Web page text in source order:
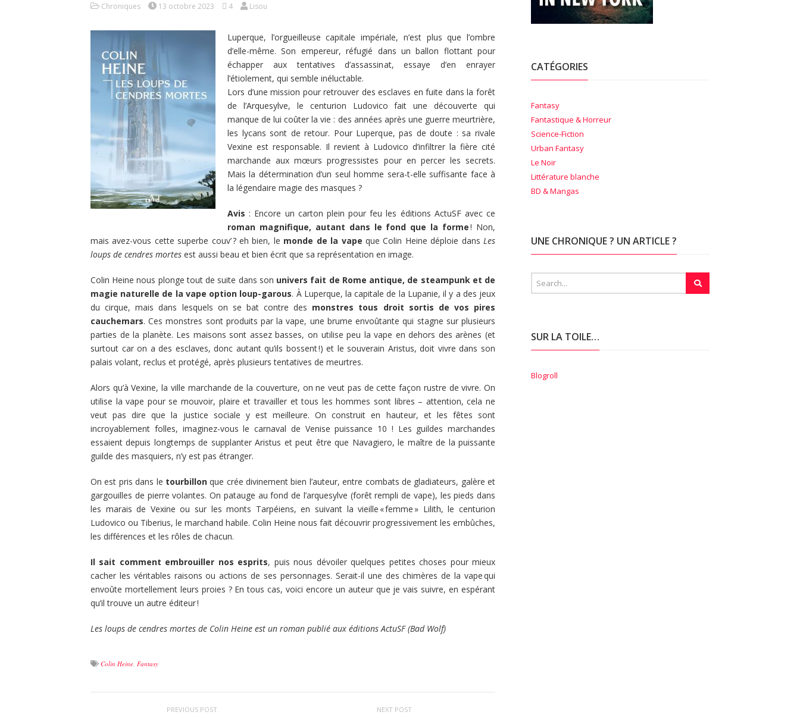
Chroniques 13 octobre 2023 4 Lisou
Luperque, l’orgueilleuse capitale impériale, n’est plus que l’ombre
d’elle-même. Son empereur, réfugié dans un ballon flottant pour
échapper aux tentatives d’assassinat, essaye d’en enrayer
l’étiolement, qui semble inéluctable.
Lors d’une mission pour retrouver des esclaves en fuite dans la forêt
de l’Arquesylve, le centurion Ludovico fait une découverte qui
manque de lui coûter la vie : des années après une guerre meurtrière,
les lycans sont de retour. Pour Luperque, pas de doute : sa rivale
Vexine est responsable. Il revient à Ludovico d’infiltrer la fière cité
marchande aux mœurs progressistes pour en percer les secrets.
Mais la détermination d’un seul homme sera-t-elle suffisante face à
la légendaire magie des masques ?
Avis : Encore un carton plein pour feu les éditions ActuSF avec ce
roman magnifique, autant dans le fond que la forme! Non,
mais avez-vous cette superbe couv’ ? eh bien, le monde de la vape que Colin Heine déploie dansLes
loups de cendres mortes est aussi beau et bien écrit que sa représentation en image.
Colin Heine nous plonge tout de suite dans son univers fait de Rome antique, de steampunk et de
magie naturelle de la vape option loup-garous. À Luperque, la capitale de la Lupanie, il y a des jeux
du cirque, mais dans lesquels on se bat contre des monstres tous droit sortis de vos pires
cauchemars. Ces monstres sont produits par la vape, une brume envoûtante qui stagne sur plusieurs
parties de la planète. Les maisons sont assez basses, on utilise peu la vape en dehors des arènes (et
surtout car on a des esclaves, donc autant qu’ils bossent !) et le souverain Aristus, doit vivre dans son
palais volant, reclus et protégé, après plusieurs tentatives de meurtres.
Alors qu’à Vexine, la ville marchande de la couverture, on ne veut pas de cette façon rustre de vivre. On
utilise la vape pour se mouvoir, plaire et travailler et tous les hommes sont libres – attention, cela ne
veut pas dire que la justice sociale y est meilleure. On construit en hauteur, et les fêtes sont
incroyablement folles, imaginez-vous le carnaval de Venise puissance 10 ! Les guildes marchandes
essaient depuis longtemps de supplanter Aristus et peut être que Navagiero, le maître de la puissante
guilde des masquiers, n’y est pas étranger.
On est pris dans le tourbillonque crée divinement bien l’auteur, entre combats de gladiateurs, galère et
gargouilles de pierre volantes. On patauge au fond de l’arquesylve (forêt rempli de vape), les pieds dans
les marais de Vexine ou sur les monts Tarpéiens, en suivant la vieille « femme » Lilith, le centurion
Ludovico ou Tiberius, le marchand habile. Colin Heine nous fait découvrir progressivement les embûches,
les différences et les rôles de chacun.
Il sait comment embrouiller nos esprits, puis nous dévoiler quelques petites choses pour mieux
cacher les véritables raisons ou actions de ses personnages. Serait-il une des chimères de la vape qui
envoûte mortellement leurs proies ? En tous cas, voici encore un auteur que je vais suivre, en espérant
qu’il trouve un autre éditeur !
Les loups de cendres mortes de Colin Heine est un roman publié aux éditions ActuSF (Bad Wolf)
Colin Heine, Fantasy
PREVIOUS POST NEXT POST
CATÉGORIES
Fantasy
Fantastique & Horreur
Science-Fiction
Urban Fantasy
Le Noir
Littérature blanche
BD & Mangas
UNE CHRONIQUE ? UN ARTICLE ?
SUR LA TOILE…
Blogroll